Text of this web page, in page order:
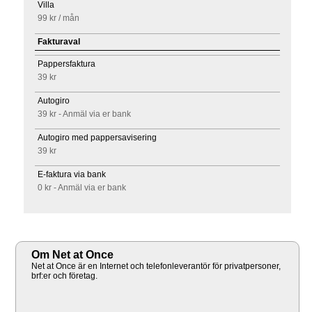
Villa
99 kr/ mån
Fakturaval
Pappersfaktura
39 kr
Autogiro
39 kr - Anmäl via er bank
Autogiro med pappersavisering
39 kr
E-faktura via bank
0 kr - Anmäl via er bank
Om Net at Once
Net at Once är en Internet och telefonleverantör för privatpersoner,
brf:er och företag.